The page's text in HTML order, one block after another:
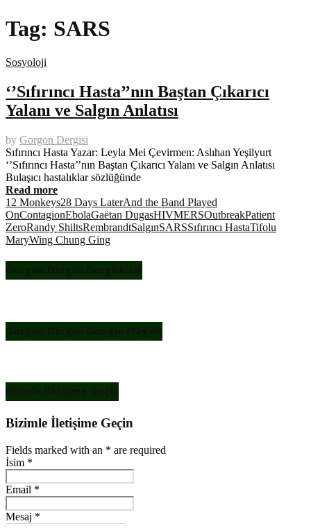
Tag: SARS
Sosyoloji
‘’Sıfırıncı Hasta’’nın Baştan Çıkarıcı
Yalanı ve Salgın Anlatısı
by Gorgon Dergisi
Sıfırıncı Hasta Yazar: Leyla Mei Çevirmen: Aslıhan Yeşilyurt
‘’Sıfırıncı Hasta’’nın Baştan Çıkarıcı Yalanı ve Salgın Anlatısı
Bulaşıcı hastalıklar sözlüğünde
Read more
12 Monkeys28 Days LaterAnd the Band Played
OnContagionEbolaGaëtan DugasHIVMERSOutbreakPatient
ZeroRandy ShiltsRembrandtSalgınSARSSıfırıncı HastaTifolu
MaryWing Chung Ging
Gorgon Dergisi Dergilik’te!
Gorgon Dergisi Google Play’de
Bizimle İletişime Geçin
Bizimle İletişime Geçin
Fields marked with an * are required
İsim *
Email *
Mesaj *